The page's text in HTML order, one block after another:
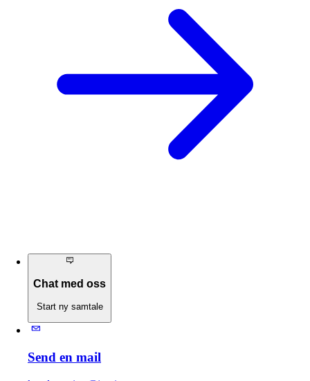
Chat med oss
Start ny samtale
Send en mail